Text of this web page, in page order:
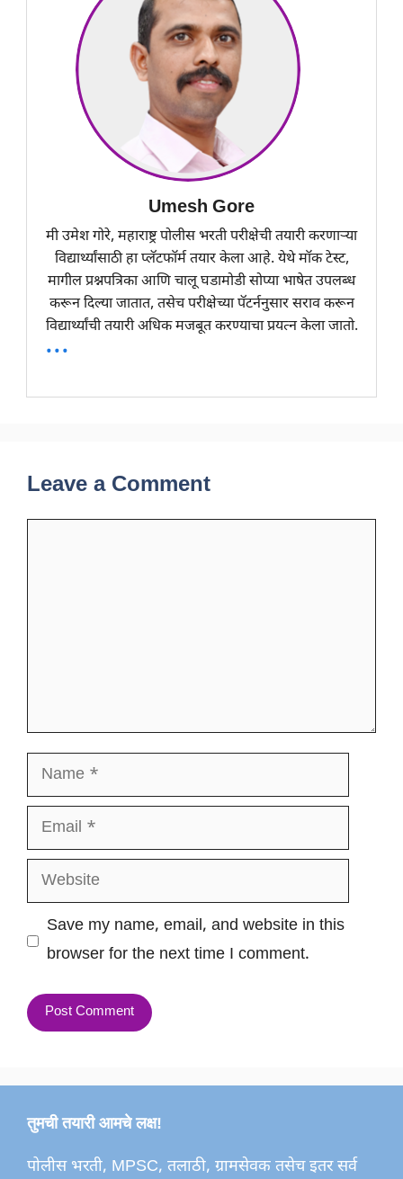
Umesh Gore
मी उमेश गोरे, महाराष्ट्र पोलीस भरती परीक्षेची तयारी करणाऱ्या
विद्यार्थ्यांसाठी हा प्लॅटफॉर्म तयार केला आहे. येथे मॉक टेस्ट,
मागील प्रश्नपत्रिका आणि चालू घडामोडी सोप्या भाषेत उपलब्ध
करून दिल्या जातात, तसेच परीक्षेच्या पॅटर्ननुसार सराव करून
विद्यार्थ्यांची तयारी अधिक मजबूत करण्याचा प्रयत्न केला जातो.
...
Leave a Comment
Name
Email
Website
Save my name, email, and website in this
browser for the next time I comment.
तुमची तयारी आमचे लक्ष!
पोलीस भरती, MPSC, तलाठी, ग्रामसेवक तसेच इतर सर्व